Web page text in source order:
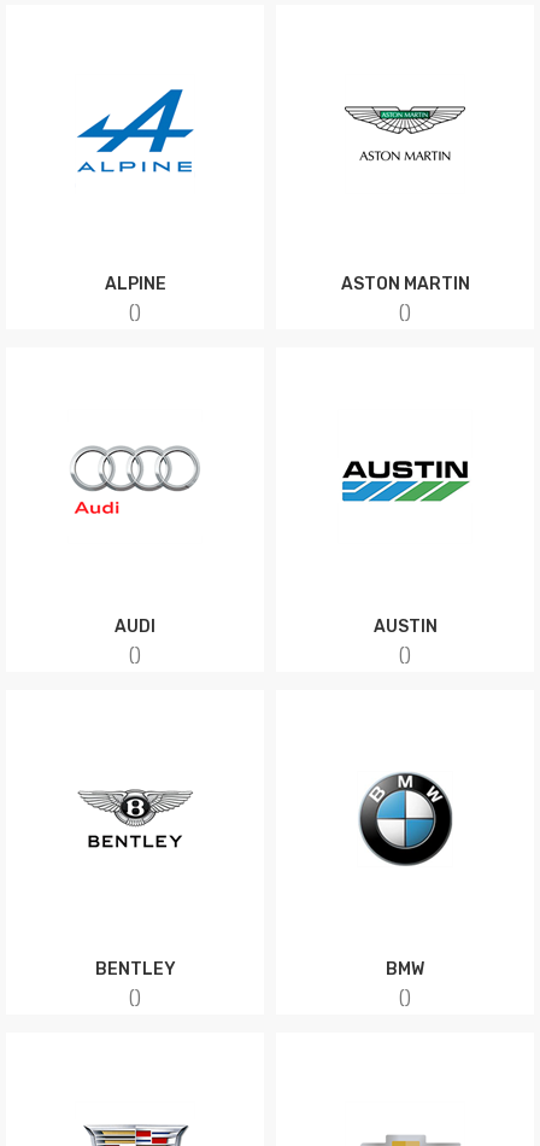
ALPINE
()
ASTON MARTIN
()
AUDI
()
AUSTIN
()
BENTLEY
()
BMW
()